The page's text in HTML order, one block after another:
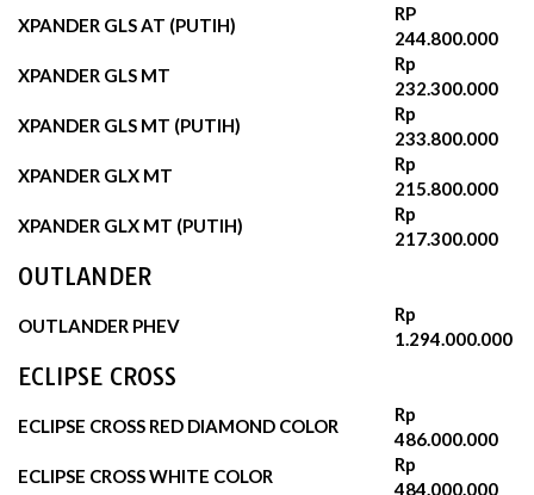
XPANDER GLS AT (PUTIH)
RP
244.800.000‬
XPANDER GLS MT
Rp
232.300.000‬
XPANDER GLS MT (PUTIH)
Rp
233.800.000
XPANDER GLX MT
Rp
215.800.000
XPANDER GLX MT (PUTIH)
Rp
217.300.000
OUTLANDER
OUTLANDER PHEV
Rp
1.294.000.000
ECLIPSE CROSS
ECLIPSE CROSS RED DIAMOND COLOR
Rp
486.000.000
ECLIPSE CROSS WHITE COLOR
Rp
484.000.000